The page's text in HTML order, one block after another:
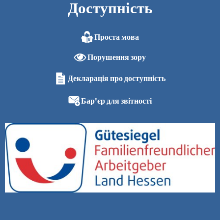
Доступність
Проста мова
Порушення зору
Декларація про доступність
Бар'єр для звітності